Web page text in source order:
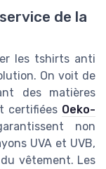
de la
les tshirts anti
On voit de
des matières
certifiées Oeko-
non
UVA et UVB,
vêtement. Les